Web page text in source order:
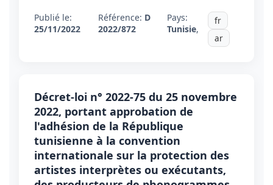
Publié le:
25/11/2022
Référence: D
2022/872
Pays:
Tunisie,
fr
ar
Décret-loi n° 2022-75 du 25 novembre
2022, portant approbation de
l'adhésion de la République
tunisienne à la convention
internationale sur la protection des
artistes interprètes ou exécutants,